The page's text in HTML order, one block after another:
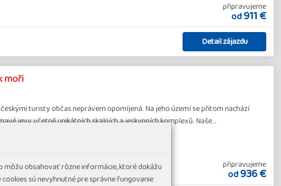
připravujeme
od911 €
Detail zájazdu
moři
turisty občas neprávem opomíjená. Na jeho území se přitom nachází
jevy, včetně unikátních skalních a jeskynních komplexů. Naše…
připravujeme
od936 €
môžu obsahovať rôzne informácie, ktoré dokážu
sú nevyhnutné pre správne fungovanie